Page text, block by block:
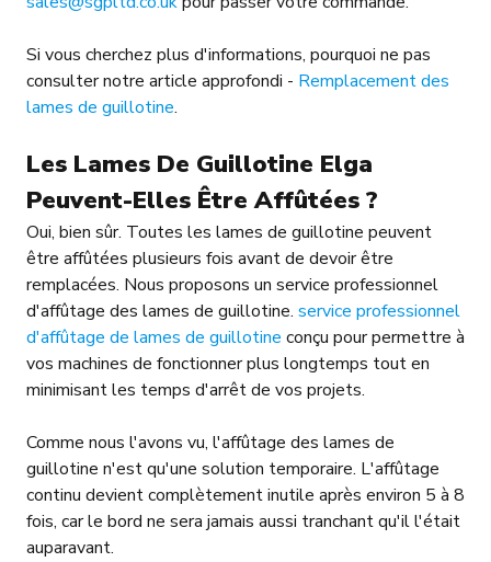
Si vous cherchez plus d'informations, pourquoi ne pas
consulter notre article approfondi - Remplacement des
lames de guillotine.
Les Lames De Guillotine Elga
Peuvent-Elles Être Affûtées ?
Oui, bien sûr. Toutes les lames de guillotine peuvent
être affûtées plusieurs fois avant de devoir être
remplacées. Nous proposons un service professionnel
d'affûtage des lames de guillotine. service professionnel
d'affûtage de lames de guillotine conçu pour permettre à
vos machines de fonctionner plus longtemps tout en
minimisant les temps d'arrêt de vos projets.
Comme nous l'avons vu, l'affûtage des lames de
guillotine n'est qu'une solution temporaire. L'affûtage
continu devient complètement inutile après environ 5 à 8
fois, car le bord ne sera jamais aussi tranchant qu'il l'était
auparavant.